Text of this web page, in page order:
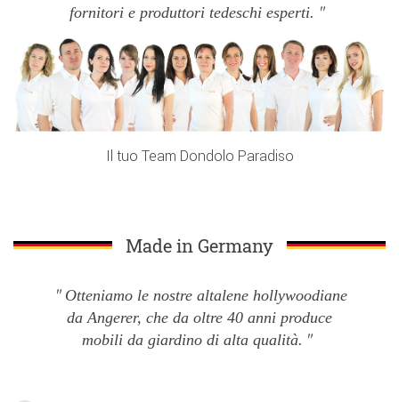
fornitori e produttori tedeschi esperti.
Il tuo Team Dondolo Paradiso
Made in Germany
Otteniamo le nostre altalene hollywoodiane
da Angerer, che da oltre 40 anni produce
mobili da giardino di alta qualità.